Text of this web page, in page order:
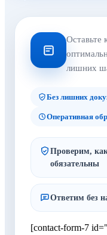
Оставьте
лишних
Без лишних
Оперативная
Проверим,
обязательны
Ответим без
[contact-form-7